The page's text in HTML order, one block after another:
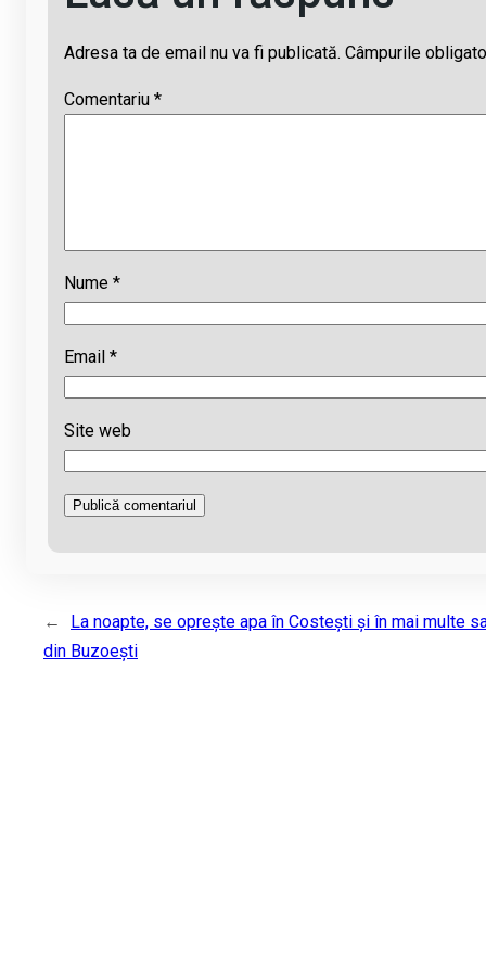
Adresa ta de email nu va fi publicată. Câmpurile
Comentariu *
Nume *
Email *
Site web
←
La noapte, se oprește apa în Costești și în mai multe
din Buzoești